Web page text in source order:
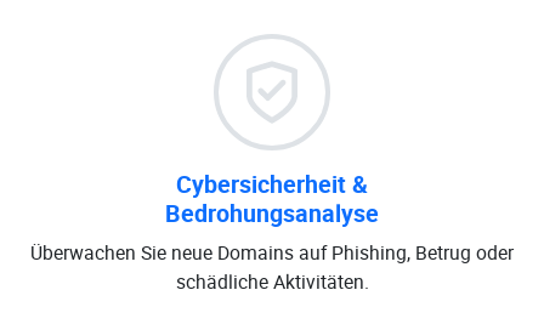
Cybersicherheit &
Bedrohungsanalyse
Überwachen Sie neue Domains auf Phishing, Betrug oder
schädliche Aktivitäten.